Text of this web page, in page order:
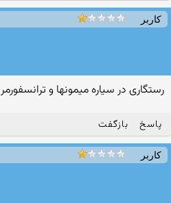
کاربر
رستگاری در سیاره میمونها و ترانسفورمر 3 رو هم ببینید
پاسخ بازگفت
کاربر